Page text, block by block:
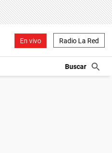
En vivo Radio La Red